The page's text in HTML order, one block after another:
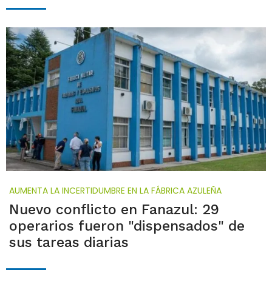
AUMENTA LA INCERTIDUMBRE EN LA FÁBRICA AZULEÑA
Nuevo conflicto en Fanazul: 29
operarios fueron "dispensados" de
sus tareas diarias